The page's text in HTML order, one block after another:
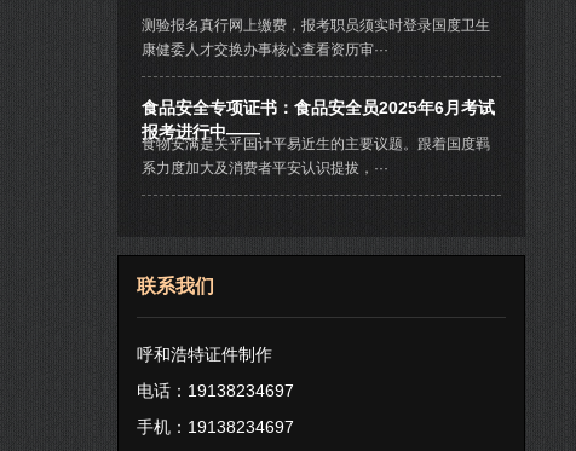
测验报名真行网上缴费，报考职员须实时登录国度卫生
康健委人才交换办事核心查看资历审···
食品安全专项证书：食品安全员2025年6月考试
报考进行中——
食物安满是关乎国计平易近生的主要议题。跟着国度羁
系力度加大及消费者平安认识提拔，···
联系我们
呼和浩特证件制作
电话：19138234697
手机：19138234697